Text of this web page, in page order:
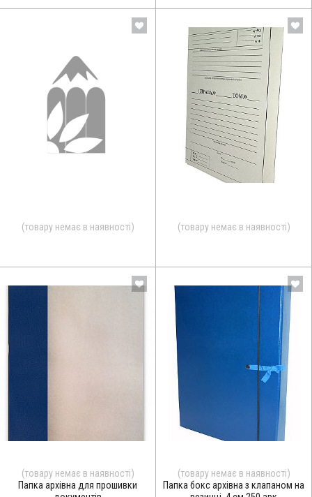
(товару немає в наявності) (товару немає в наявності)
(товару немає в наявності)
Папка архівна для прошивки
(товару немає в наявності)
Папка бокс архівна з клапаном на